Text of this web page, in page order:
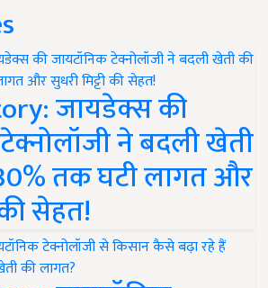
जायडेक्स की
ने बदली खेती
तक घटी लागत और
सेहत!